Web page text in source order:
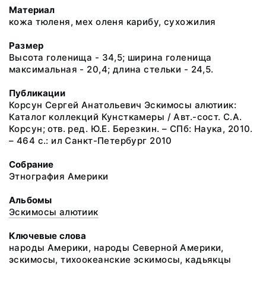
Материал
кожа тюленя, мех оленя карибу, сухожилия
Размер
Высота голенища - 34,5; ширина голенища
максимальная - 20,4; длина стельки - 24,5.
Публикации
Корсун Сергей Анатольевич Эскимосы алютиик:
Каталог коллекций Кунсткамеры / Авт.-сост. С.А.
Корсун; отв. ред. Ю.Е. Березкин. – СПб: Наука, 2010.
– 464 с.: ил Санкт-Петербург 2010
Собрание
Этнография Америки
Альбомы
Эскимосы алютиик
Ключевые слова
народы Америки, народы Северной Америки,
эскимосы, тихоокеанские эскимосы, кадьякцы